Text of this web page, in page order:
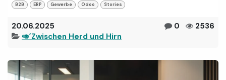
B2B ERP Gewerbe Odoo Stories
20.06.2025 0
2536
🥑´Zwischen Herd und Hirn